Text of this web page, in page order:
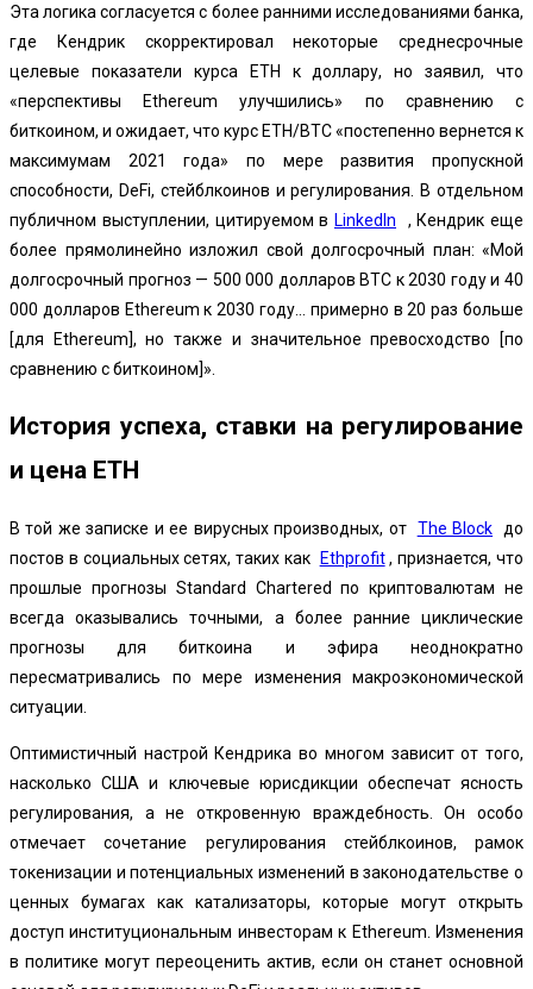
Эта логика согласуется с более ранними исследованиями банка,
где Кендрик скорректировал некоторые среднесрочные
целевые показатели курса ETH к доллару, но заявил, что
«перспективы Ethereum улучшились» по сравнению с
биткоином, и ожидает, что курс ETH/BTC «постепенно вернется к
максимумам 2021 года» по мере развития пропускной
способности, DeFi, стейблкоинов и регулирования. В отдельном
публичном выступлении, цитируемом в LinkedIn , Кендрик еще
более прямолинейно изложил свой долгосрочный план: «Мой
долгосрочный прогноз — 500 000 долларов BTC к 2030 году и 40
000 долларов Ethereum к 2030 году… примерно в 20 раз больше
[для Ethereum], но также и значительное превосходство [по
сравнению с биткоином]».
История успеха, ставки на регулирование
и цена ETH
В той же записке и ее вирусных производных, от The Block до
постов в социальных сетях, таких как
Ethprofit, признается, что
прошлые прогнозы Standard Chartered по криптовалютам не
всегда оказывались точными, а более ранние циклические
прогнозы для биткоина и эфира неоднократно
пересматривались по мере изменения макроэкономической
ситуации.
Оптимистичный настрой Кендрика во многом зависит от того,
насколько США и ключевые юрисдикции обеспечат ясность
регулирования, а не откровенную враждебность. Он особо
отмечает сочетание регулирования стейблкоинов, рамок
токенизации и потенциальных изменений в законодательстве о
ценных бумагах как катализаторы, которые могут открыть
доступ институциональным инвесторам к Ethereum. Изменения
в политике могут переоценить актив, если он станет основной